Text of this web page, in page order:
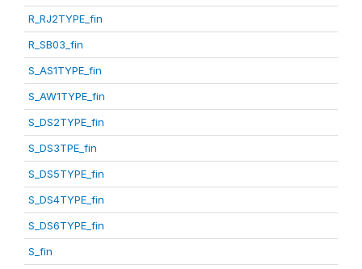
R_RJ2TYPE_fin
R_SB03_fin
S_AS1TYPE_fin
S_AW1TYPE_fin
S_DS2TYPE_fin
S_DS3TPE_fin
S_DS5TYPE_fin
S_DS4TYPE_fin
S_DS6TYPE_fin
S_fin